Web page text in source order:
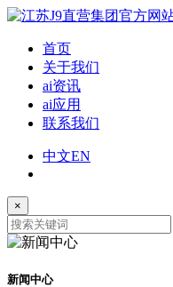
首页
关于我们
ai资讯
ai应用
联系我们
中文EN
×
新闻中心